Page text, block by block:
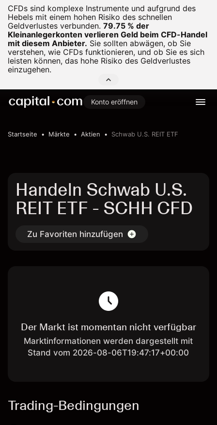
CFDs sind komplexe Instrumente und aufgrund des
Hebels mit einem hohen Risiko des schnellen
Geldverlustes verbunden. 79.75 % der
Kleinanlegerkonten verlieren Geld beim CFD-Handel
mit diesem Anbieter. Sie sollten abwägen, ob Sie
verstehen, wie CFDs funktionieren, und ob Sie es sich
leisten können, das hohe Risiko des Geldverlustes
einzugehen.
Konto eröffnen
Startseite Märkte Aktien Schwab U.S. REIT ETF
Handeln Schwab U.S.
REIT ETF - SCHH CFD
Zu Favoriten hinzufügen
Der Markt ist momentan nicht verfügbar
Marktinformationen werden dargestellt mit
Stand vom 2026-08-06T19:47:17+00:00
Trading-Bedingungen